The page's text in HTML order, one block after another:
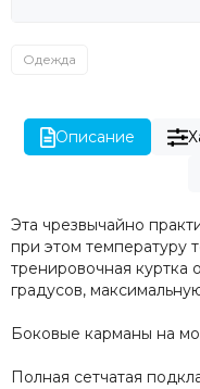
Одежда
Описание
Эта чрезвычайно
при этом температуру
тренировочная куртка
градусов,
Боковые карманы на
Полная сетчатая